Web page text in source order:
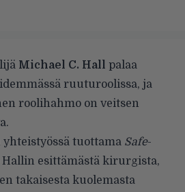
Michael C. Hall palaa
ruuturoolissa, ja
roolihahmo on veitsen
tuottama Safe-
esittämästä kirurgista,
takaisesta kuolemasta